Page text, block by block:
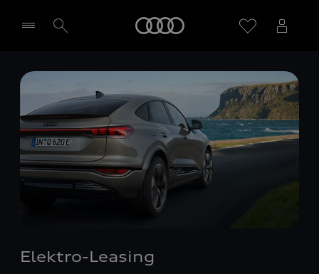
Händler wählen
Elektro-Leasing